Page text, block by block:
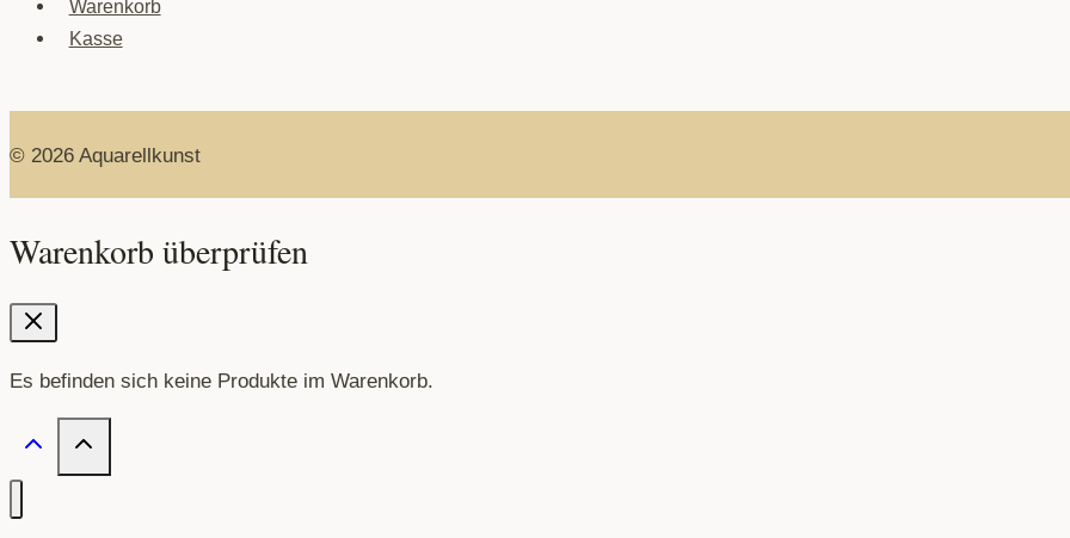
Warenkorb
Kasse
© 2026 Aquarellkunst
Warenkorb überprüfen
Es befinden sich keine Produkte im Warenkorb.